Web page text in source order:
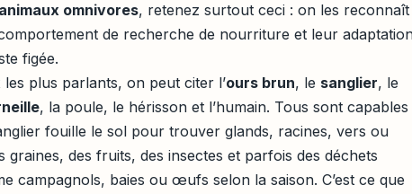
omnivores, retenez surtout ceci : on les reconnaît
de recherche de nourriture et leur
figée.
les plus parlants, on peut citer l’ours brun, le sanglier, le
, la poule, le hérisson et l’humain. Tous sont capables
fouille le sol pour trouver glands, racines, vers ou
graines, des fruits, des insectes et parfois des déchets
campagnols, baies ou œufs selon la saison. C’est ce que